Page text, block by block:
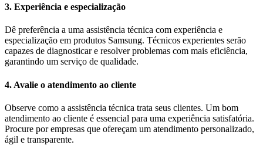
3. Experiência e especialização
Dê preferência a uma assistência técnica com experiência e
especialização em produtos Samsung. Técnicos experientes serão
capazes de diagnosticar e resolver problemas com mais eficiência,
garantindo um serviço de qualidade.
4. Avalie o atendimento ao cliente
Observe como a assistência técnica trata seus clientes. Um bom
atendimento ao cliente é essencial para uma experiência satisfatória.
Procure por empresas que ofereçam um atendimento personalizado,
ágil e transparente.